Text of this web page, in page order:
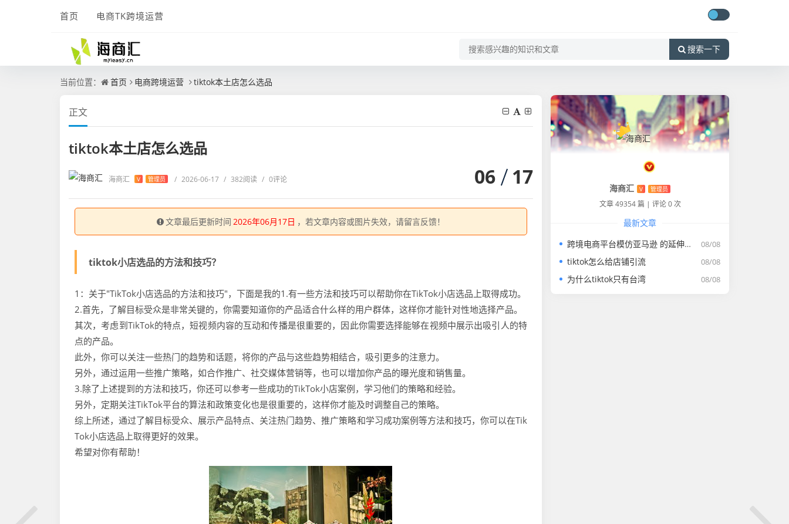
首页 电商TK跨境运营
搜索一下
当前位置： 首页 电商跨境运营 tiktok本土店怎么选品
正文
tiktok本土店怎么选品
海商汇 V 管理员 / 2026-06-17 / 382阅读 / 0评论 06 17
文章最后更新时间 2026年06月17日 ，若文章内容或图片失效，请留言反馈！
tiktok小店选品的方法和技巧？
1：关于"TikTok小店选品的方法和技巧"，下面是我的1.有一些方法和技巧可以帮助你在TikTok小店选品上取得成功。
2.首先，了解目标受众是非常关键的，你需要知道你的产品适合什么样的用户群体，这样你才能针对性地选择产品。
其次，考虑到TikTok的特点，短视频内容的互动和传播是很重要的，因此你需要选择能够在视频中展示出吸引人的特
点的产品。
此外，你可以关注一些热门的趋势和话题，将你的产品与这些趋势相结合，吸引更多的注意力。
另外，通过运用一些推广策略，如合作推广、社交媒体营销等，也可以增加你产品的曝光度和销售量。
3.除了上述提到的方法和技巧，你还可以参考一些成功的TikTok小店案例，学习他们的策略和经验。
另外，定期关注TikTok平台的算法和政策变化也是很重要的，这样你才能及时调整自己的策略。
综上所述，通过了解目标受众、展示产品特点、关注热门趋势、推广策略和学习成功案例等方法和技巧，你可以在Tik
Tok小店选品上取得更好的效果。
希望对你有帮助！
海商汇 V 管理员
文章 49354 篇 | 评论 0 次
最新文章
08/08
跨境电商平台模仿亚马逊 的延伸长尾关键词有什么
08/08
tiktok怎么给店铺引流
08/08
为什么tiktok只有台湾